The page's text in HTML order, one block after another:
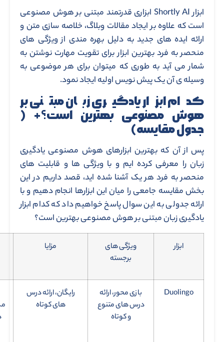
ابزار Shortly AI ابزاری قدرتمند مبتنی بر هوش مصنوعی
است که علاوه بر ایجاد مقالات وبلاگ، خلاصه سازی متن و
ارائه ایده های جدید به دلیل بهره مندی از ویژگی های
منحصر به فرد بهترین ابزار برای تقویت مهارت نوشتن به
شمار می آید به طوری که میتوان برای هر موضوعی به
وسیله ی آن یک پیش نویس اولیه ایجاد نمود.
کدام ابزار یادگیری زبان مبتنی بر
هوش مصنوعی بهترین است؟+ (
جدول مقایسه)
پس از آن که بهترین ابزارهای هوش مصنوعی یادگیری
زبان را معرفی کرده ایم و با ویژگی ها و قابلیت های
منحصر به فرد هر یک آشنا شده اید، قصد داریم در این
بخش مقایسه جامعی را میان این ابزارها انجام دهیم و با
ارائه جدولی به این سوال پاسخ خواهیم داد که کدام ابزار
یادگیری زبان مبتنی بر هوش مصنوعی بهترین است؟
ابزار
ویژگی های
برجسته
مزایا
Duolingo
بازی محور، ارائه
درس های متنوع
و کوتاه
رایگان، ارائه درس
های کوتاه